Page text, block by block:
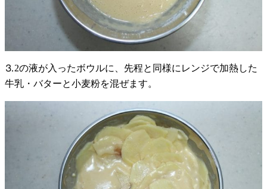
⒊2の液が入ったボウルに、先程と同様にレンジで加熱した
牛乳・バターと小麦粉を混ぜます。